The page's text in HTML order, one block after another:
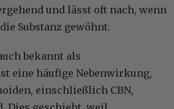
und lässt oft nach, wenn
Substanz gewöhnt.
bekannt als
eine häufige Nebenwirkung,
einschließlich CBN,